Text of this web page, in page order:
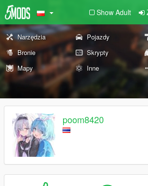
Show Adult
Narzędzia Pojazdy
Bronie
Skrypty
Mapy
Inne
poom8420